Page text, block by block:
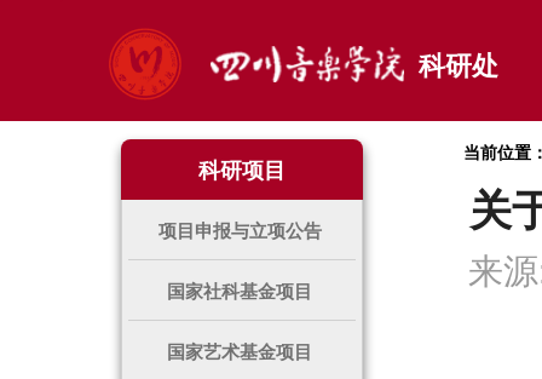
科研处
科研项目
项目申报与立项公告
国家社科基金项目
国家艺术基金项目
当前位置
关
来